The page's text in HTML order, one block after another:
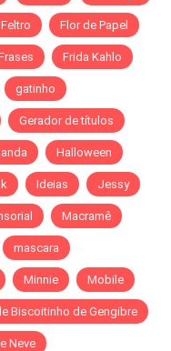
Flor de Papel
Frida Kahlo
gatinho
Gerador de títulos
Halloween
Ideias Jessy
Macramê
mascara
Minnie Mobile
Biscoitinho de Gengibre
Neve